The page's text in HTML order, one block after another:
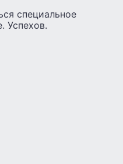
специальное
Успехов.